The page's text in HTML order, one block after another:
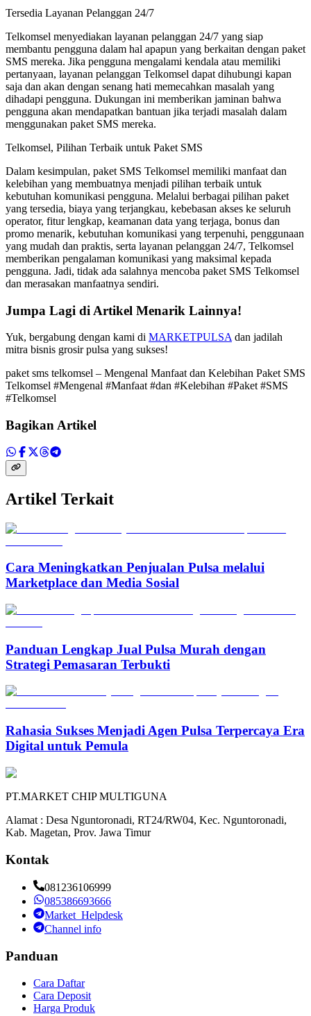
Tersedia Layanan Pelanggan 24/7
Telkomsel menyediakan layanan pelanggan 24/7 yang siap
membantu pengguna dalam hal apapun yang berkaitan dengan paket
SMS mereka. Jika pengguna mengalami kendala atau memiliki
pertanyaan, layanan pelanggan Telkomsel dapat dihubungi kapan
saja dan akan dengan senang hati memecahkan masalah yang
dihadapi pengguna. Dukungan ini memberikan jaminan bahwa
pengguna akan mendapatkan bantuan jika terjadi masalah dalam
menggunakan paket SMS mereka.
Telkomsel, Pilihan Terbaik untuk Paket SMS
Dalam kesimpulan, paket SMS Telkomsel memiliki manfaat dan
kelebihan yang membuatnya menjadi pilihan terbaik untuk
kebutuhan komunikasi pengguna. Melalui berbagai pilihan paket
yang tersedia, biaya yang terjangkau, kebebasan akses ke seluruh
operator, fitur lengkap, keamanan data yang terjaga, bonus dan
promo menarik, kebutuhan komunikasi yang terpenuhi, penggunaan
yang mudah dan praktis, serta layanan pelanggan 24/7, Telkomsel
memberikan pengalaman komunikasi yang maksimal kepada
pengguna. Jadi, tidak ada salahnya mencoba paket SMS Telkomsel
dan merasakan manfaatnya sendiri.
Jumpa Lagi di Artikel Menarik Lainnya!
Yuk, bergabung dengan kami di MARKETPULSA dan jadilah
mitra bisnis grosir pulsa yang sukses!
paket sms telkomsel – Mengenal Manfaat dan Kelebihan Paket SMS
Telkomsel #Mengenal #Manfaat #dan #Kelebihan #Paket #SMS
#Telkomsel
Bagikan Artikel
Artikel Terkait
Cara Meningkatkan Penjualan Pulsa melalui
Marketplace dan Media Sosial
Panduan Lengkap Jual Pulsa Murah dengan
Strategi Pemasaran Terbukti
Rahasia Sukses Menjadi Agen Pulsa Terpercaya Era
Digital untuk Pemula
PT.MARKET CHIP MULTIGUNA
Alamat : Desa Nguntoronadi, RT24/RW04, Kec. Nguntoronadi,
Kab. Magetan, Prov. Jawa Timur
Kontak
081236106999
085386693666
Market_Helpdesk
Channel info
Panduan
Cara Daftar
Cara Deposit
Harga Produk